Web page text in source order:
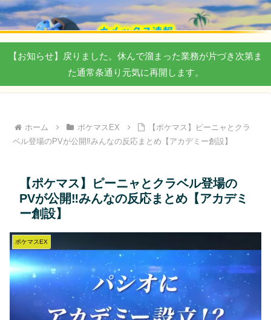
【お知らせ】戻りました。休んで溜まった業務が片づき次第ま
た通常条通り元気に再開します。
ホーム ポケマスEX
【ポケマス】ピーニャとクラ
ベル登場のPVが公開‼︎みんなの反応まとめ【アカデミー創設】
【ポケマス】ピーニャとクラベル登場の
PVが公開‼︎みんなの反応まとめ【アカデミ
ー創設】
ポケマスEX